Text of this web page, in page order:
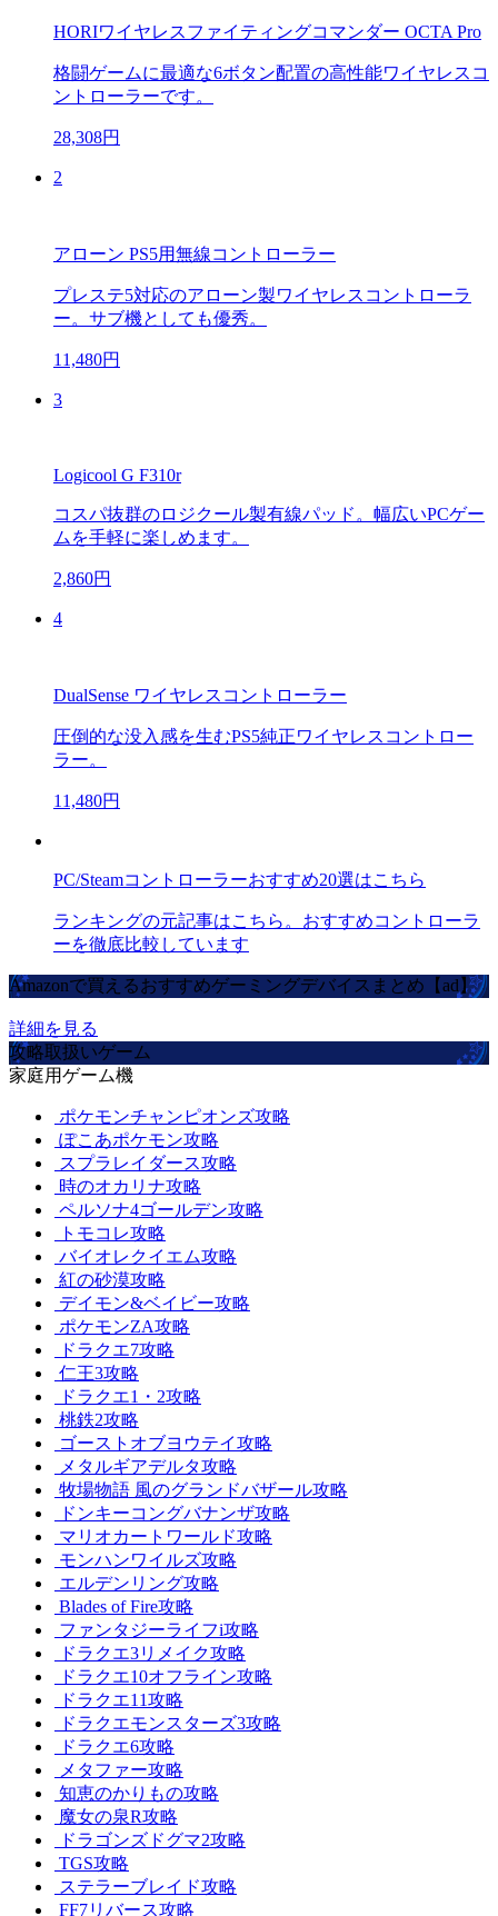
HORIワイヤレスファイティングコマンダー OCTA Pro
格闘ゲームに最適な6ボタン配置の高性能ワイヤレスコ
ントローラーです。
28,308円
2
アローン PS5用無線コントローラー
プレステ5対応のアローン製ワイヤレスコントローラ
ー。サブ機としても優秀。
11,480円
3
Logicool G F310r
コスパ抜群のロジクール製有線パッド。幅広いPCゲー
ムを手軽に楽しめます。
2,860円
4
DualSense ワイヤレスコントローラー
圧倒的な没入感を生むPS5純正ワイヤレスコントロー
ラー。
11,480円
PC/Steamコントローラーおすすめ20選はこちら
ランキングの元記事はこちら。おすすめコントローラ
ーを徹底比較しています
Amazonで買えるおすすめゲーミングデバイスまとめ【ad】
詳細を見る
攻略取扱いゲーム
家庭用ゲーム機
ポケモンチャンピオンズ攻略
ぽこあポケモン攻略
スプラレイダース攻略
時のオカリナ攻略
ペルソナ4ゴールデン攻略
トモコレ攻略
バイオレクイエム攻略
紅の砂漠攻略
デイモン&ベイビー攻略
ポケモンZA攻略
ドラクエ7攻略
仁王3攻略
ドラクエ1・2攻略
桃鉄2攻略
ゴーストオブヨウテイ攻略
メタルギアデルタ攻略
牧場物語 風のグランドバザール攻略
ドンキーコングバナンザ攻略
マリオカートワールド攻略
モンハンワイルズ攻略
エルデンリング攻略
Blades of Fire攻略
ファンタジーライフi攻略
ドラクエ3リメイク攻略
ドラクエ10オフライン攻略
ドラクエ11攻略
ドラクエモンスターズ3攻略
ドラクエ6攻略
メタファー攻略
知恵のかりもの攻略
魔女の泉R攻略
ドラゴンズドグマ2攻略
TGS攻略
ステラーブレイド攻略
FF7リバース攻略